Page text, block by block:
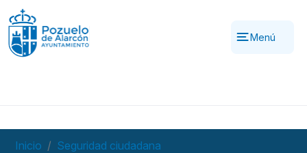
Pasar al contenido principal
Menú
Inicio
Seguridad ciudadana